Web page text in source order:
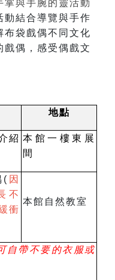
掌與手腕的靈活動
動結合導覽與手作
布袋戲偶不同文化
戲偶，感受偶戲文
地點
紹 本館一樓東展
間
( 因
不
衝
本館自然教室
自帶不要的衣服或